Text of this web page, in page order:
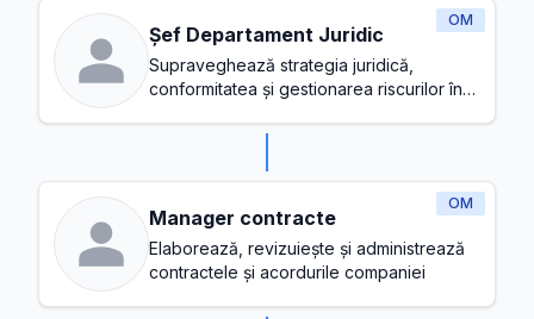
OM
Șef Departament Juridic
Supraveghează strategia juridică,
conformitatea și gestionarea riscurilor în
OM
Manager contracte
Elaborează, revizuiește și administrează
contractele și acordurile companiei